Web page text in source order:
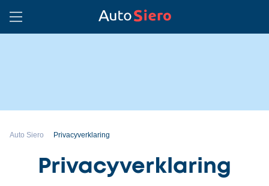
Auto Siero Privacyverklaring
Privacyverklaring